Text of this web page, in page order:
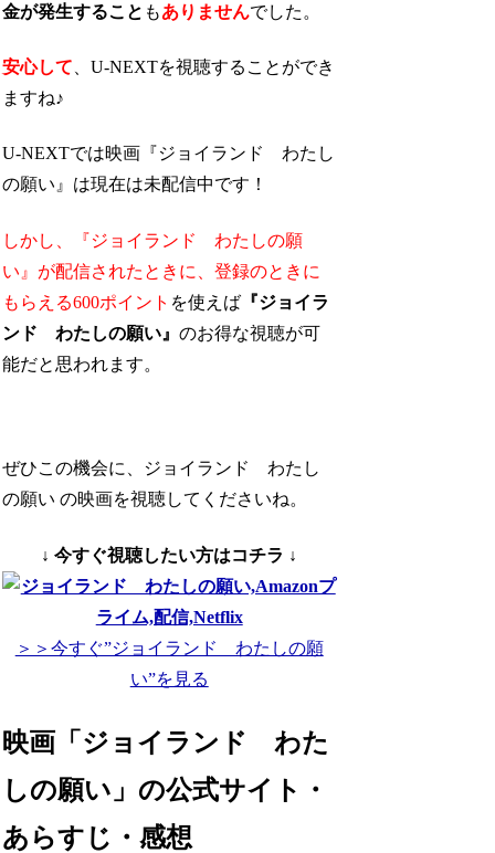
金が発生すること もありませんでした。
安心して 、U-NEXTを視聴することができ
ますね♪
U-NEXTでは映画『ジョイランド わたし
の願い』は現在は未配信中です！
しかし、『ジョイランド わたしの願
い』が配信されたときに、登録のときに
もらえる600ポイント を使えば 『ジョイラ
ンド わたしの願い』のお得な視聴が可
能だと思われます。
ぜひこの機会に、ジョイランド わたし
の願い の映画を視聴してくださいね。
↓ 今すぐ視聴したい方はコチラ ↓
＞＞今すぐ”ジョイランド わたしの願
い”を見る
映画「ジョイランド わた
しの願い」の公式サイト・
あらすじ・感想